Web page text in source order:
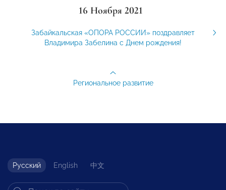
16 Ноября 2021
Забайкальская «ОПОРА РОССИИ» поздравляет
Владимира Забелина с Днем рождения!
Региональное развитие
Русский English 中文